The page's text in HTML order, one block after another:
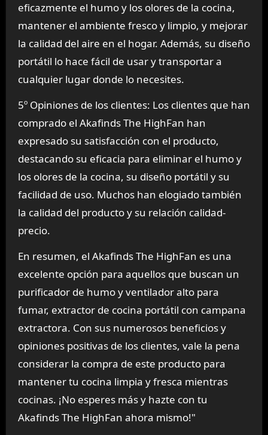
eficazmente el humo y los olores de la cocina,
mantener el ambiente fresco y limpio, y mejorar
la calidad del aire en el hogar. Además, su diseño
portátil lo hace fácil de usar y transportar a
cualquier lugar donde lo necesites.
5º Opiniones de los clientes: Los clientes que han
comprado el Akafinds The HighFan han
expresado su satisfacción con el producto,
destacando su eficacia para eliminar el humo y
los olores de la cocina, su diseño portátil y su
facilidad de uso. Muchos han elogiado también
la calidad del producto y su relación calidad-
precio.
En resumen, el Akafinds The HighFan es una
excelente opción para aquellos que buscan un
purificador de humo y ventilador alto para
fumar, extractor de cocina portátil con campana
extractora. Con sus numerosos beneficios y
opiniones positivas de los clientes, vale la pena
considerar la compra de este producto para
mantener tu cocina limpia y fresca mientras
cocinas. ¡No esperes más y hazte con tu
Akafinds The HighFan ahora mismo!"